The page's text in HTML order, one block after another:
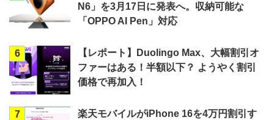
N6」を3月17日に発表へ。収納可能な
「OPPO AI Pen」対応
6
【レポート】Duolingo Max、大幅割引オ
ファーはある！半額以下？ ようやく割引
価格で再加入！
7
楽天モバイルがiPhone 16を4万円割引す